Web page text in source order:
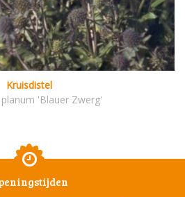
Kruisdistel
planum 'Blauer Zwerg'